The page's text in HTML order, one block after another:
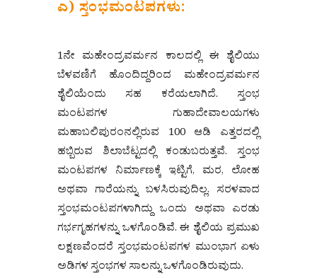
ಎ) ಸ್ತಂಭಮಂಟಪಗಳು:
1ನೇ ಮಹೇಂದ್ರವರ್ಮನ ಕಾಲದಲ್ಲಿ ಈ ಶೈಲಿಯು
ಬೆಳವಣಿಗೆ ಹೊಂದಿದ್ದರಿಂದ ಮಹೇಂದ್ರವರ್ಮನ
ಶೈಲಿಯೆಂದು ಸಹ ಕರೆಯಲಾಗಿದೆ. ಸ್ತಂಭ
ಮಂಟಪಗಳ ಗುಹಾದೇವಾಲಯಗಳು
ಮಹಾಬಲಿಪುರಂನಲ್ಲಿರುವ 100 ಆಡಿ ಎತ್ತರದಲ್ಲಿ
ಹಬ್ಬಿರುವ ಶಿಲಾಬೆಟ್ಟದಲ್ಲಿ ಕಂಡುಬರುತ್ತವೆ. ಸ್ತಂಭ
ಮಂಟಪಗಳ ನಿರ್ಮಾಣಕ್ಕೆ ಇಟ್ಟಿಗೆ, ಮರ, ಲೋಹ
ಅಥವಾ ಗಾರೆಯನ್ನು ಬಳಸಿರುವುದಿಲ್ಲ. ಸರಳವಾದ
ಸ್ತಂಭಮಂಟಪಗಳಾಗಿದ್ದು ಒಂದು ಅಥವಾ ಎರಡು
ಗರ್ಭಗೃಹಗಳನ್ನು ಒಳಗೊಂಡಿವೆ. ಈ ಶೈಲಿಯ ಪ್ರಮುಖ
ಲಕ್ಷಣವೆಂದರೆ ಸ್ತಂಭಮಂಟಪಗಳ ಮುಂಭಾಗ ಏಳು
ಅಡಿಗಳ ಸ್ತಂಭಗಳ ಸಾಲನ್ನು ಒಳಗೊಂಡಿರುವುದು.